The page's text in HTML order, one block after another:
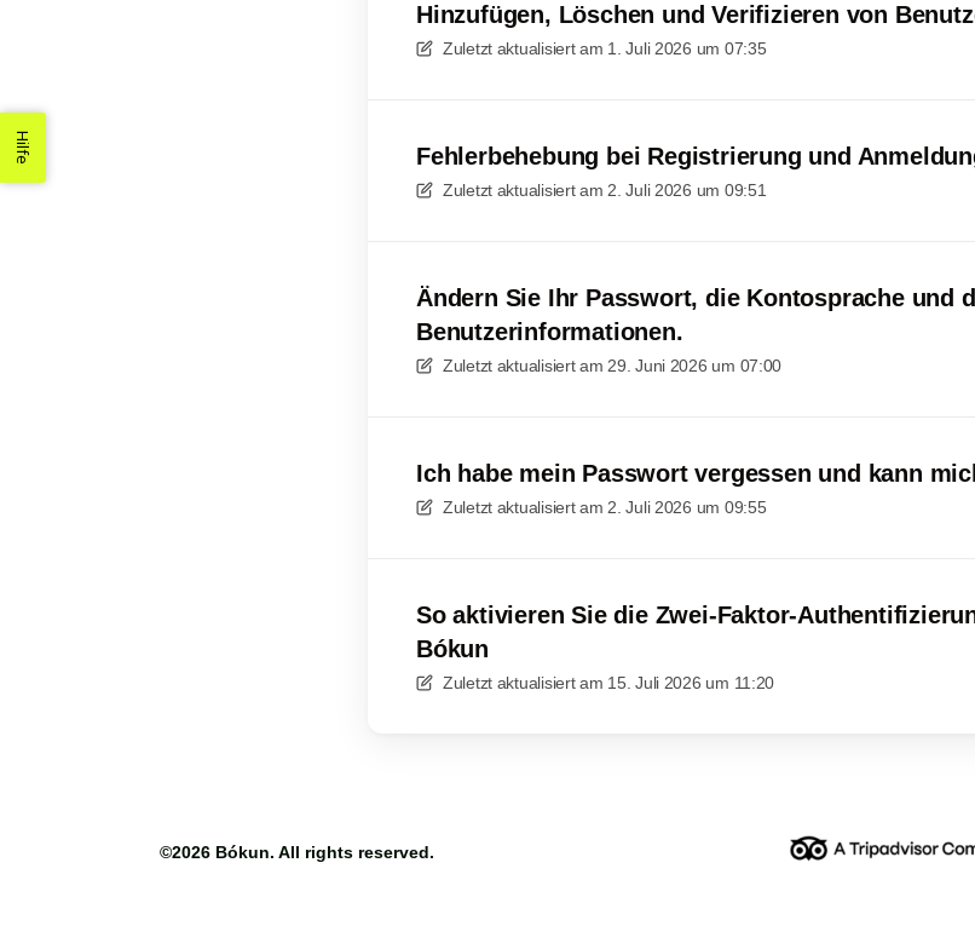
Hinzufügen, Löschen und Verifizieren von
Zuletzt aktualisiert am 1. Juli 2026 um 07:35
Fehlerbehebung bei Registrierung und
Zuletzt aktualisiert am 2. Juli 2026 um 09:51
Ändern Sie Ihr Passwort, die Kontosprache und
Benutzerinformationen.
Zuletzt aktualisiert am 29. Juni 2026 um 07:00
Ich habe mein Passwort vergessen und kann
Zuletzt aktualisiert am 2. Juli 2026 um 09:55
So aktivieren Sie die Zwei-Faktor-
Bókun
Zuletzt aktualisiert am 15. Juli 2026 um 11:20
©2026 Bókun. All rights reserved.
Hilfe